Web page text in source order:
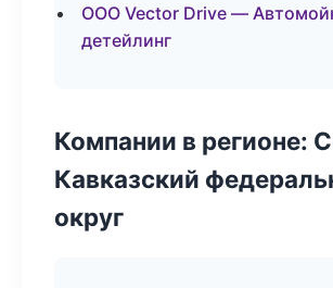
ООО Vector Drive —
детейлинг
Компании в регионе:
Кавказский
округ